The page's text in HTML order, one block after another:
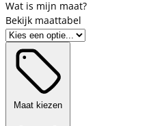
Bekijk maattabel
Maat kiezen